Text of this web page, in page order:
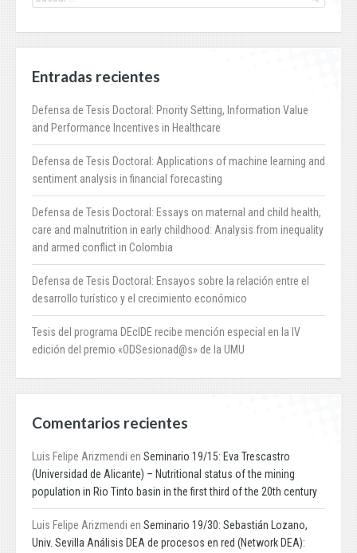
Entradas recientes
Defensa de Tesis Doctoral: Priority Setting, Information Value
and Performance Incentives in Healthcare
Defensa de Tesis Doctoral: Applications of machine learning and
sentiment analysis in financial forecasting
Defensa de Tesis Doctoral: Essays on maternal and child health,
care and malnutrition in early childhood: Analysis from inequality
and armed conflict in Colombia
Defensa de Tesis Doctoral: Ensayos sobre la relación entre el
desarrollo turístico y el crecimiento económico
Tesis del programa DEcIDE recibe mención especial en la IV
edición del premio «ODSesionad@s» de la UMU
Comentarios recientes
Luis Felipe Arizmendi en Seminario 19/15: Eva Trescastro
(Universidad de Alicante) – Nutritional status of the mining
population in Rio Tinto basin in the first third of the 20th century
Luis Felipe Arizmendi en Seminario 19/30: Sebastián Lozano,
Univ. Sevilla Análisis DEA de procesos en red (Network DEA):